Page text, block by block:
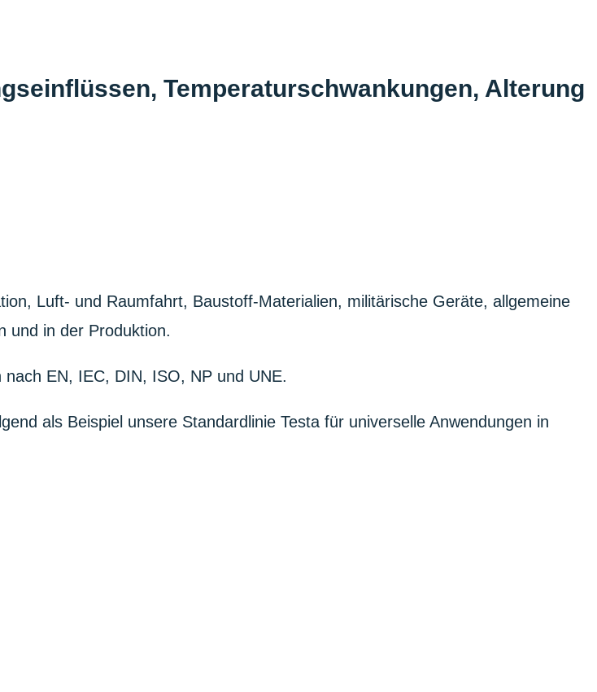
Temperatur­schwankungen, Alterung
Luft- und Raumfahrt, Baustoff-Materialien, militärische Geräte, allgemeine
und in der Produktion.
EN, IEC, DIN, ISO, NP und UNE.
als Beispiel unsere Standardlinie Testa für universelle Anwendungen in